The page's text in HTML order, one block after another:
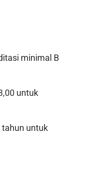
minimal B
untuk
tahun untuk